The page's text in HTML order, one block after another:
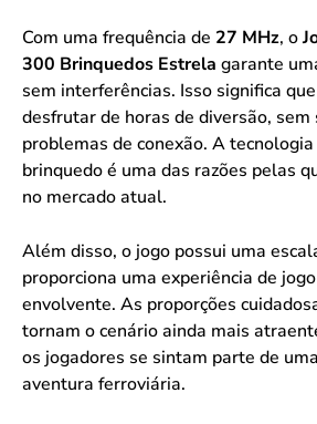
Com uma frequência de 27 MHz, o
300 Brinquedos Estrela garante
sem interferências. Isso significa
desfrutar de horas de diversão, sem
problemas de conexão. A
brinquedo é uma das razões pelas
no mercado atual.
Além disso, o jogo possui uma
proporciona uma experiência de
envolvente. As proporções
tornam o cenário ainda mais
os jogadores se sintam parte de
aventura ferroviária.